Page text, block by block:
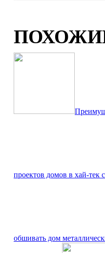
проектов домов в хай-тек
обшивать дом